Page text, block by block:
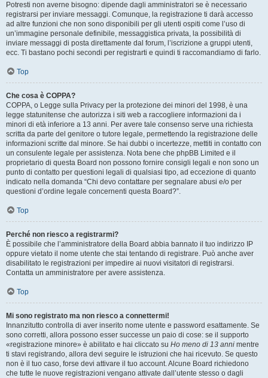
Potresti non averne bisogno: dipende dagli amministratori se è necessario
registrarsi per inviare messaggi. Comunque, la registrazione ti darà accesso
ad altre funzioni che non sono disponibili per gli utenti ospiti come l’uso di
un’immagine personale definibile, messaggistica privata, la possibilità di
inviare messaggi di posta direttamente dal forum, l’iscrizione a gruppi utenti,
ecc. Ti bastano pochi secondi per registrarti e quindi ti raccomandiamo di farlo.
Top
Che cosa è COPPA?
COPPA, o Legge sulla Privacy per la protezione dei minori del 1998, è una
legge statunitense che autorizza i siti web a raccogliere informazioni da i
minori di età inferiore a 13 anni. Per avere tale consenso serve una richiesta
scritta da parte del genitore o tutore legale, permettendo la registrazione delle
informazioni scritte dal minore. Se hai dubbi o incertezze, mettiti in contatto con
un consulente legale per assistenza. Nota bene che phpBB Limited e il
proprietario di questa Board non possono fornire consigli legali e non sono un
punto di contatto per questioni legali di qualsiasi tipo, ad eccezione di quanto
indicato nella domanda “Chi devo contattare per segnalare abusi e/o per
questioni d’ordine legale concernenti questa Board?”.
Top
Perché non riesco a registrarmi?
È possibile che l’amministratore della Board abbia bannato il tuo indirizzo IP
oppure vietato il nome utente che stai tentando di registrare. Può anche aver
disabilitato le registrazioni per impedire ai nuovi visitatori di registrarsi.
Contatta un amministratore per avere assistenza.
Top
Mi sono registrato ma non riesco a connettermi!
Innanzitutto controlla di aver inserito nome utente e password esattamente. Se
sono corretti, allora possono esser successe un paio di cose: se il supporto
«registrazione minore» è abilitato e hai cliccato su Ho meno di 13 anni mentre
ti stavi registrando, allora devi seguire le istruzioni che hai ricevuto. Se questo
non è il tuo caso, forse devi attivare il tuo account. Alcune Board richiedono
che tutte le nuove registrazioni vengano attivate dall’utente stesso o dagli